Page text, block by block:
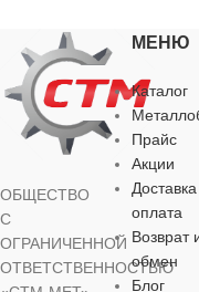
для хозяйственно-
бытовых нужд
РАЗМЕР
КЛЮЧА
6 мм
для
ЦВЕТ
ОБЩЕСТВО
С
ОГРАНИЧЕННОЙ
ОТВЕТСТВЕННОСТЬЮ
МЕНЮ
Каталог
Прайс
Акции
оплата
Возврат
обмен
Блог